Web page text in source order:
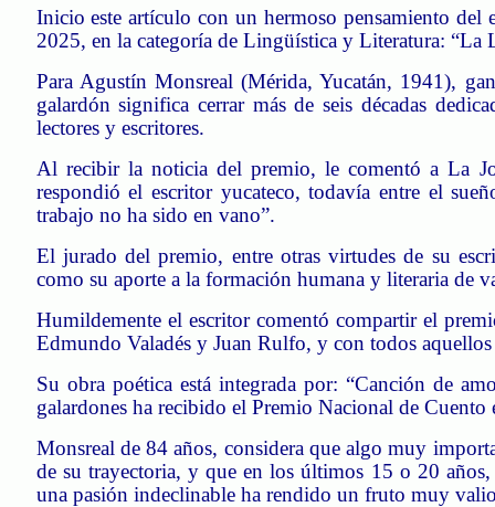
Inicio este artículo con un hermoso pensamiento
2025, en la categoría de Lingüística y Literatura: “La
Para Agustín Monsreal (Mérida, Yucatán, 1941),
galardón significa cerrar más de seis décadas
lectores y escritores.
Al recibir la noticia del premio, le comentó a La
respondió el escritor yucateco, todavía entre el
trabajo no ha sido en vano”.
El jurado del premio, entre otras virtudes de su
como su aporte a la formación humana y literaria de
Humildemente el escritor comentó compartir el
Edmundo Valadés y Juan Rulfo, y con todos
Su obra poética está integrada por: “Canción de
galardones ha recibido el Premio Nacional de
Monsreal de 84 años, considera que algo muy
de su trayectoria, y que en los últimos 15 o 20
una pasión indeclinable ha rendido un fruto muy